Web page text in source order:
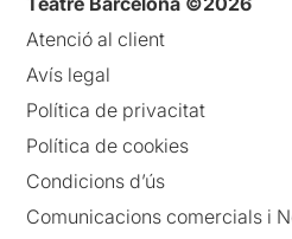
Atenció al client
Avís legal
Política de privacitat
Política de cookies
Condicions d’ús
Comunicacions comercials i